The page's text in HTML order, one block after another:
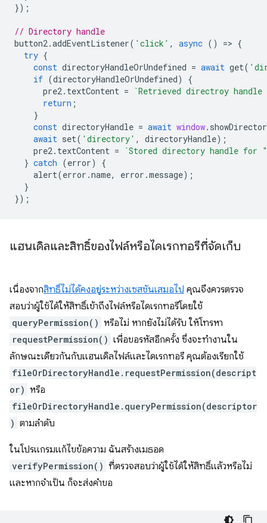
});
// Directory handle
button2.addEventListener( 'click' , async () => {
try {
const directoryHandleOrUndefined = await get(
if (directoryHandleOrUndefined)
{
pre2. textContent =
`Retrieved directroy
return ;
}
const directoryHandle = await window.
await set( 'directory' , directoryHandle);
pre2. textContent =
`Stored directory handle for "
} catch (error)
{
alert(error .name, error .message);
}
});
แฮนเดิลและสิทธิ์ของไฟล์หรือไดเรกทอรีที่จัดเก็บ
เนื่องจากสิทธิ์ไม่ได้คงอยู่ระหว่างเซสชันเสมอไป คุณจึงควรตรวจ
สอบว่าผู้ใช้ได้ให้สิทธิ์เข้าถึงไฟล์หรือไดเรกทอรีโดยใช้
queryPermission() หรือไม่ หากยังไม่ได้รับ ให้โทรหา
requestPermission() เพื่อขอรหัสอีกครั้ง ซึ่งจะทำงานใน
ลักษณะเดียวกันกับแฮนเดิลไฟล์และไดเรกทอรี คุณต้องเรียกใช้
fileOrDirectoryHandle.requestPermission(descript
or) หรือ
fileOrDirectoryHandle.queryPermission(descriptor
) ตามลำดับ
ในโปรแกรมแก้ไขข้อความ ฉันสร้างเมธอด
verifyPermission() ที่ตรวจสอบว่าผู้ใช้ได้ให้สิทธิ์แล้วหรือไม่
และหากจำเป็น ก็จะส่งคำขอ